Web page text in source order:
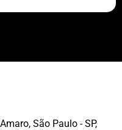
São Paulo - SP,